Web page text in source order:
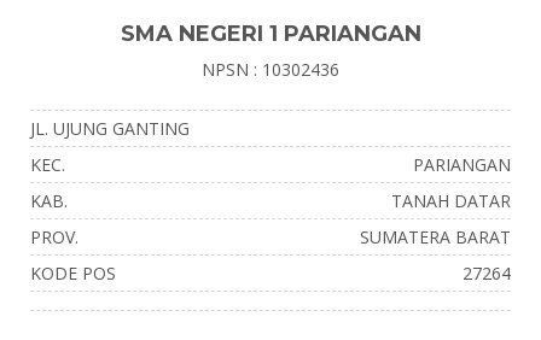
SMA NEGERI 1 PARIANGAN
NPSN : 10302436
JL. UJUNG GANTING
KEC.
PARIANGAN
KAB.
TANAH DATAR
PROV.
SUMATERA BARAT
KODE POS
27264